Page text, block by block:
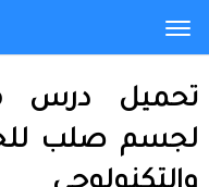
تحميل درس
لجسم صلب